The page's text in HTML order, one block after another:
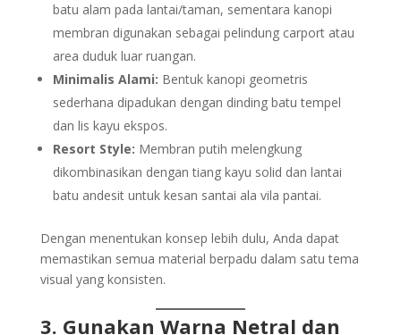
batu alam pada lantai/taman, sementara kanopi
membran digunakan sebagai pelindung carport atau
area duduk luar ruangan.
Minimalis Alami: Bentuk kanopi geometris
sederhana dipadukan dengan dinding batu tempel
dan lis kayu ekspos.
Resort Style: Membran putih melengkung
dikombinasikan dengan tiang kayu solid dan lantai
batu andesit untuk kesan santai ala vila pantai.
Dengan menentukan konsep lebih dulu, Anda dapat
memastikan semua material berpadu dalam satu tema
visual yang konsisten.
3. Gunakan Warna Netral dan